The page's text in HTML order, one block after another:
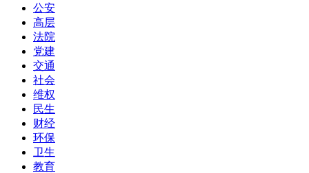
公安
高层
法院
党建
交通
社会
维权
民生
财经
环保
卫生
教育